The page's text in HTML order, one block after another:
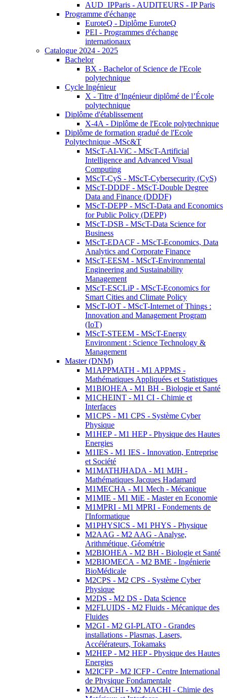
AUD_IPParis - AUDITEURS - IP Paris
Programme d'échange
EuroteQ - Diplôme EuroteQ
PEI - Programmes d'échange
internationaux
Catalogue 2024 - 2025
Bachelor
BX - Bachelor of Science de l'Ecole
polytechnique
Cycle Ingénieur
X - Titre d’Ingénieur diplômé de l’École
polytechnique
Diplôme d'établissement
X-4A - Diplôme de l'Ecole polytechnique
Diplôme de formation gradué de l'Ecole
Polytechnique -MSc&T
MScT-AI-ViC - MScT-Artificial
Intelligence and Advanced Visual
Computing
MScT-CyS - MScT-Cybersecurity (CyS)
MScT-DDDF - MScT-Double Degree
Data and Finance (DDDF)
MScT-DEPP - MScT-Data and Economics
for Public Policy (DEPP)
MScT-DSB - MScT-Data Science for
Business
MScT-EDACF - MScT-Economics, Data
Analytics and Corporate Finance
MScT-EESM - MScT-Environmental
Engineering and Sustainability
Management
MScT-ESCLiP - MScT-Economics for
Smart Cities and Climate Policy
MScT-IOT - MScT-Internet of Things :
Innovation and Management Program
(IoT)
MScT-STEEM - MScT-Energy
Environment : Science Technology &
Management
Master (DNM)
M1APPMATH - M1 APPMS -
Mathématiques Appliquées et Statistiques
M1BIOHEA - M1 BH - Biologie et Santé
M1CHEINT - M1 CI - Chimie et
Interfaces
M1CPS - M1 CPS - Système Cyber
Physique
M1HEP - M1 HEP - Physique des Hautes
Energies
M1IES - M1 IES - Innovation, Entreprise
et Société
M1MATHJHADA - M1 MJH -
Mathématiques Jacques Hadamard
M1MECHA - M1 Mech - Mécanique
M1MIE - M1 MiE - Master en Economie
M1MPRI - M1 MPRI - Fondements de
l'Informatique
M1PHYSICS - M1 PHYS - Physique
M2AAG - M2 AAG - Analyse,
Arithmétique, Géométrie
M2BIOHEA - M2 BH - Biologie et Santé
M2BIOMECA - M2 BME - Ingénierie
BioMédicale
M2CPS - M2 CPS - Système Cyber
Physique
M2DS - M2 DS - Data Science
M2FLUIDS - M2 Fluids - Mécanique des
Fluides
M2GI - M2 GI-PLATO - Grandes
installations - Plasmas, Lasers,
Accélérateurs, Tokamaks
M2HEP - M2 HEP - Physique des Hautes
Energies
M2ICFP - M2 ICFP - Centre International
de Physique Fondamentale
M2MACHI - M2 MACHI - Chimie des